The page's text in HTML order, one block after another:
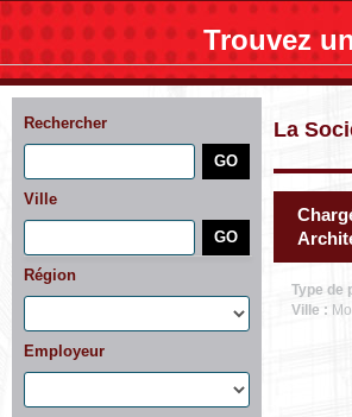
Trouvez
Rechercher
Ville
Région
Employeur
La
Type de
Ville :